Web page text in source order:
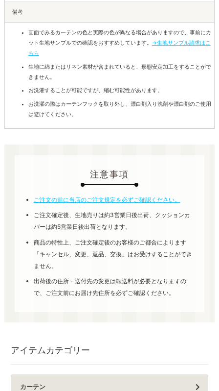
備考
画面でみるカーテンの色と実際の色が異なる場合がありますので、事前にカ
ット生地サンプルでの確認をおすすめしています。 →生地サンプル請求はこ
ちら
生地に綿またはリネン素材が含まれていると、形態安定加工をすることがで
きません。
お洗濯することが可能ですが、縮む可能性があります。
お洗濯の際はカーテンフックを取り外し、漂白剤入り洗剤や漂白剤のご使用
は避けてください。
注意事項
ご注文の前に当店のご注文規定を必ずご確認ください。
ご注文確定後、生地売りは約3営業日後出荷、クッションカ
バーは約5営業日後出荷となります。
商品の特性上、ご注文確定後のお客様のご都合によります
「キャンセル、変更、返品、交換」はお受けすることができ
ません。
出荷後の住所・送付先の変更は転送料が必要となりますの
で、ご注文前にお届け先住所を必ずご確認ください。
アイテムカテゴリー
カーテン